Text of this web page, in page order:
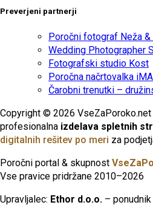
Preverjeni partnerji
Poročni fotograf Neža &
Wedding Photographer
Fotografski studio Kost
Poročna načrtovalka
Čarobni trenutki –
Copyright © 2026 VseZaPoroko.net
profesionalna izdelava spletnih
digitalnih rešitev po meri za
Poročni portal & skupnost
Vse pravice pridržane 2010–2026
Upravljalec: Ethor d.o.o. –